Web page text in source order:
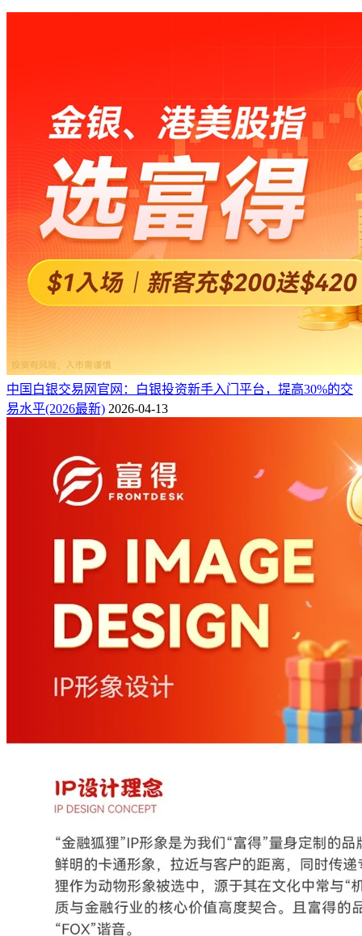
中国白银交易网官网：白银投资新手入门平台，提高30%的交
易水平(2026最新) 2026-04-13